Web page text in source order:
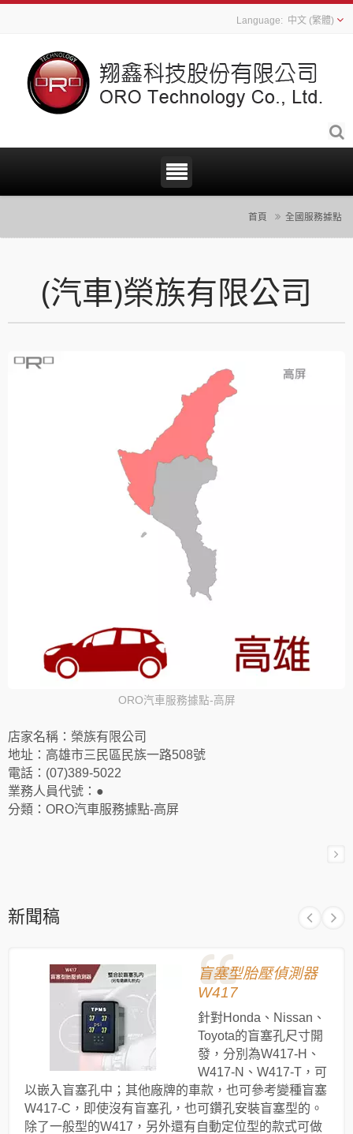
中文 (繁體)
首頁 全國服務據點
(汽車)榮族有限公司
ORO汽車服務據點-高屏
店家名稱：榮族有限公司
地址：高雄市三民區民族一路508號
電話：(07)389-5022
業務人員代號：●
分類：ORO汽車服務據點-高屏
新聞稿
盲塞型胎壓偵測器
W417
針對Honda、Nissan、
Toyota的盲塞孔尺寸開
發，分別為W417-H、
W417-N、W417-T，可
以嵌入盲塞孔中；其他廠牌的車款，也可參考變種盲塞
W417-C，即使沒有盲塞孔，也可鑽孔安裝盲塞型的。
除了一般型的W417，另外還有自動定位型的款式可做